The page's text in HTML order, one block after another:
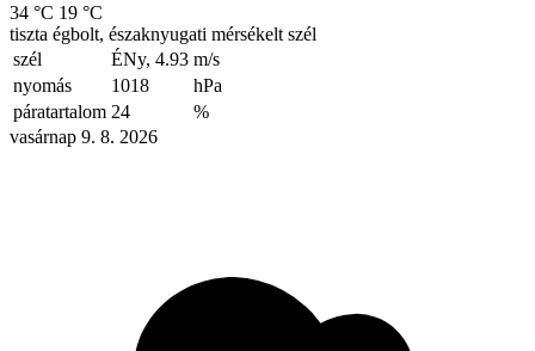
34 °C 19 °C
tiszta égbolt, északnyugati mérsékelt szél
szél
ÉNy, 4.93 m/s
nyomás
1018
hPa
páratartalom 24
%
vasárnap 9. 8. 2026